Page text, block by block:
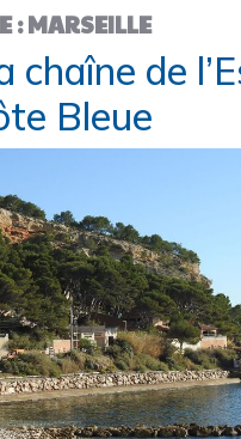
:MARSEILLE
chaîne de
Bleue